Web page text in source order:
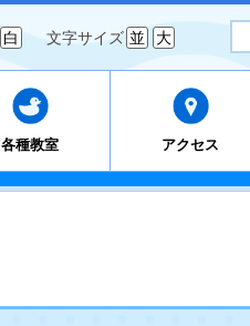
白 文字サイズ 並 大
各種教室 アクセス